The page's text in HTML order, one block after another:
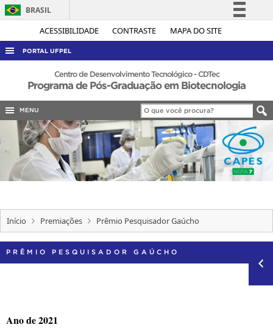
ACESSIBILIDADE CONTRASTE MAPA DO SITE
BRASIL
Simplifique!
Acesso à informação
Legislação
Canais
PORTAL UFPEL
ACESSO À INFORMAÇÃO
AUDITORIA
COBALTO
CONCURSOS
EDITAIS
INTERNACIONAL
Centro de Desenvolvimento Tecnológico - CDTec
Programa de Pós-Graduação em Biotecnologia
MENU
Início Premiações Prêmio Pesquisador Gaúcho
PRÊMIO PESQUISADOR GAÚCHO
Ano de 2021